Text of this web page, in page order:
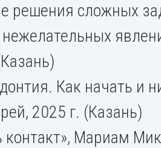
решения сложных
Как начать и
2025 г. (Казань)
контакт», Мариам